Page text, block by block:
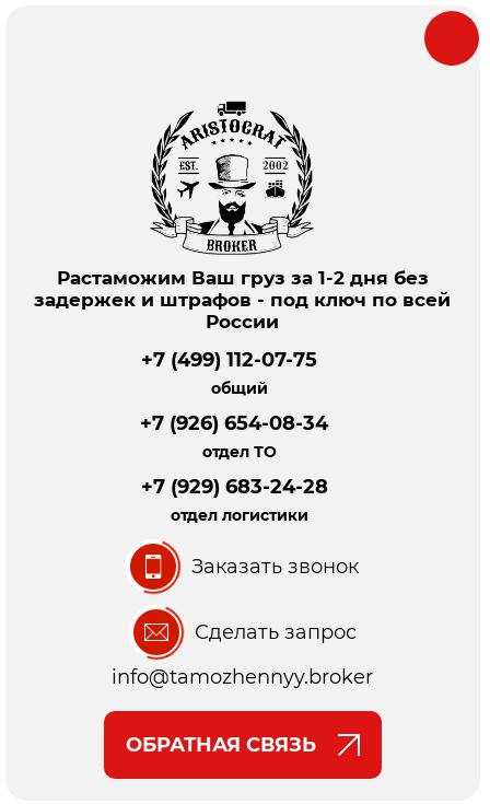
Растаможим Ваш груз за 1-2 дня без
задержек и штрафов - под ключ по всей
России
+7 (499) 112-07-75
общий
+7 (926) 654-08-34
отдел ТО
+7 (929) 683-24-28
отдел логистики
Заказать звонок
Сделать запрос
info@tamozhennyy.broker
ОБРАТНАЯ СВЯЗЬ